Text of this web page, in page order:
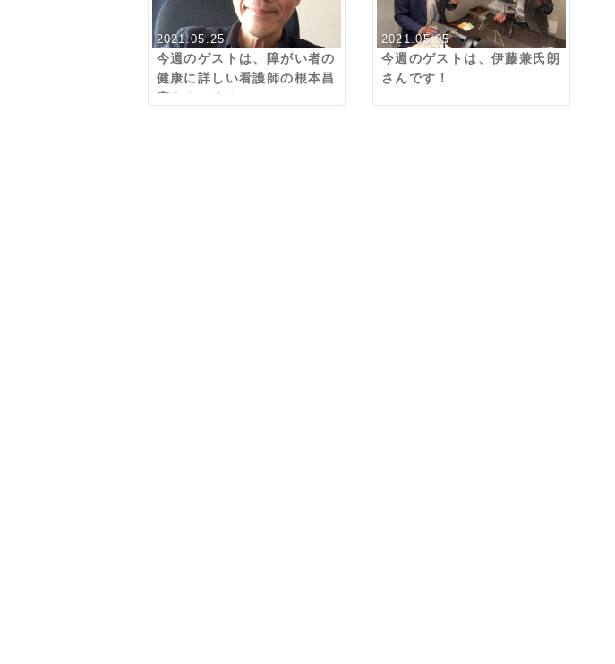
2021.05.25
今週のゲストは、障がい者の
健康に詳しい看護師の根本昌
彦さんです！
2021.05.05
今週のゲストは、伊藤兼氏朗
さんです！